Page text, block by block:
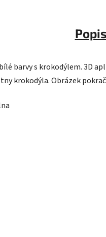
Popis
barvy s krokodýlem. 3D
krokodýla. Obrázek